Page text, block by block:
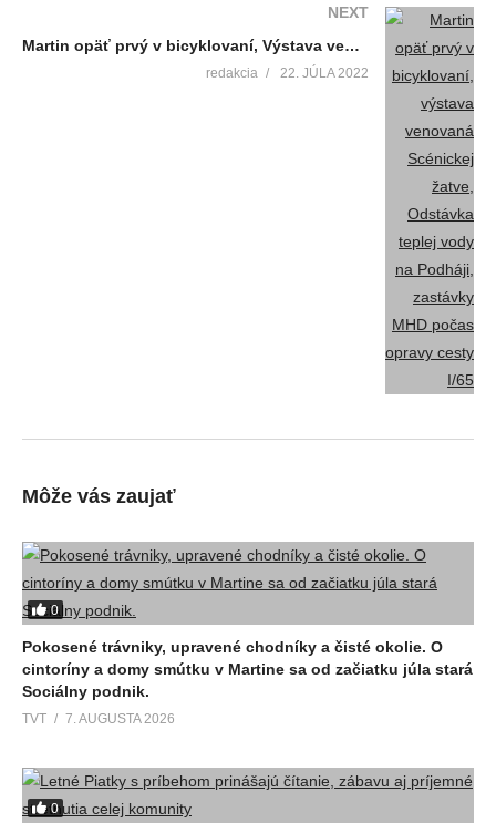
NEXT
Martin opäť prvý v bicyklovaní, Výstava venovaná Scénickej žatve, Odstávka teplej vody na Podháji, Zastávky MHD počas opravy cesty I/65
redakcia 22. JÚLA 2022
Môže vás zaujať
0
Pokosené trávniky, upravené chodníky a čisté okolie. O
cintoríny a domy smútku v Martine sa od začiatku júla stará
Sociálny podnik.
TVT 7. AUGUSTA 2026
0